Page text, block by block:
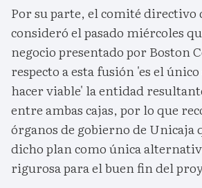
Por su parte, el comité directivo
consideró el pasado miércoles
negocio presentado por Boston
respecto a esta fusión 'es el
hacer viable' la entidad
entre ambas cajas, por lo que
órganos de gobierno de Unicaja
dicho plan como única
rigurosa para el buen fin del